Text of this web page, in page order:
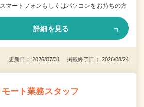
ートフォンもしくはパソコンをお持ちの方
詳細を見る
更新日： 2026/07/31 掲載終了日： 2026/08/24
ート業務スタッフ